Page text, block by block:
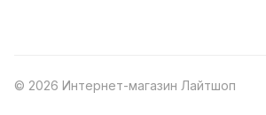
© 2026 Интернет-магазин Лайтшоп